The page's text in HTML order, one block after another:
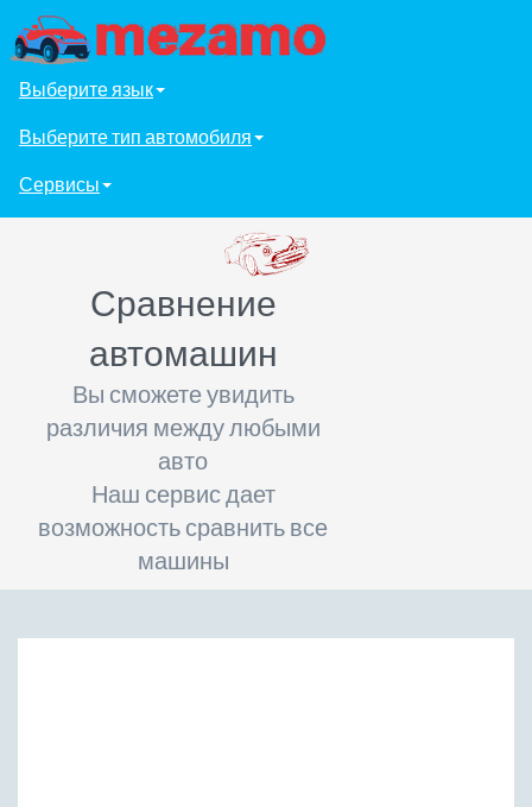
Выберите язык
Выберите тип автомобиля
Сервисы
Сравнение
автомашин
Вы сможете увидить
различия между любыми
авто
Наш сервис дает
возможность сравнить все
машины